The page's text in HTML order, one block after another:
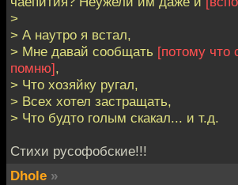
>
> А наутро я встал,
> Мне давай сообщать [потому что
помню],
> Что хозяйку ругал,
> Всех хотел застращать,
> Что будто голым скакал... и т.д.
Стихи русофобские!!!
Dhole »